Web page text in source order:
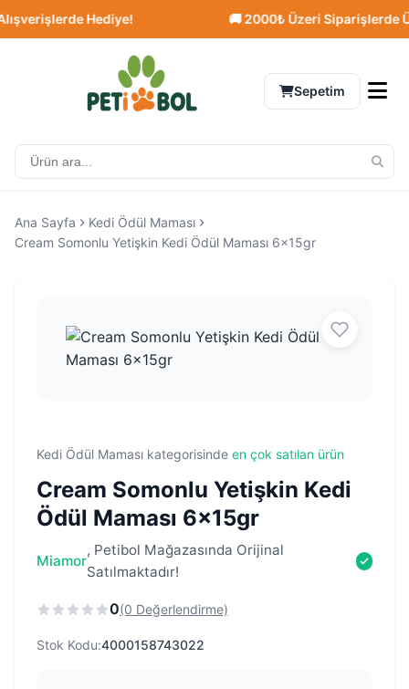
Hediye! 🚚 2000₺ Üzeri Siparişlerde
Sepetim
Ana Sayfa
Kedi Ödül Maması
Cream Somonlu Yetişkin Kedi Ödül Maması 6x15gr
Kedi Ödül Maması kategorisinde en çok satılan ürün
Cream Somonlu Yetişkin Kedi
Ödül Maması 6x15gr
Miamor
, Petibol Mağazasında Orijinal
Satılmaktadır!
0(0 Değerlendirme)
Stok Kodu:4000158743022